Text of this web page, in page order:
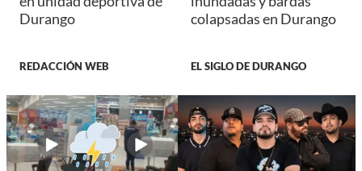
Durango
REDACCIÓN WEB
colapsadas en Durango
EL SIGLO DE DURANGO